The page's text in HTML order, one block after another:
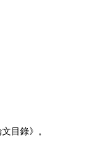
目錄》。